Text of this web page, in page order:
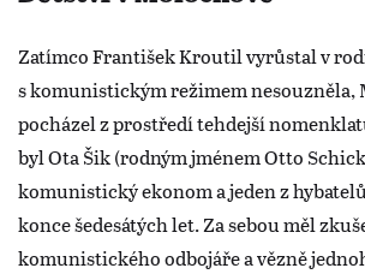
Zatímco František Kroutil vyrůstal v
s komunistickým režimem nesouzněla,
pocházel z prostředí tehdejší
byl Ota Šik (rodným jménem Otto
komunistický ekonom a jeden z
konce šedesátých let. Za sebou měl
komunistického odbojáře a vězně